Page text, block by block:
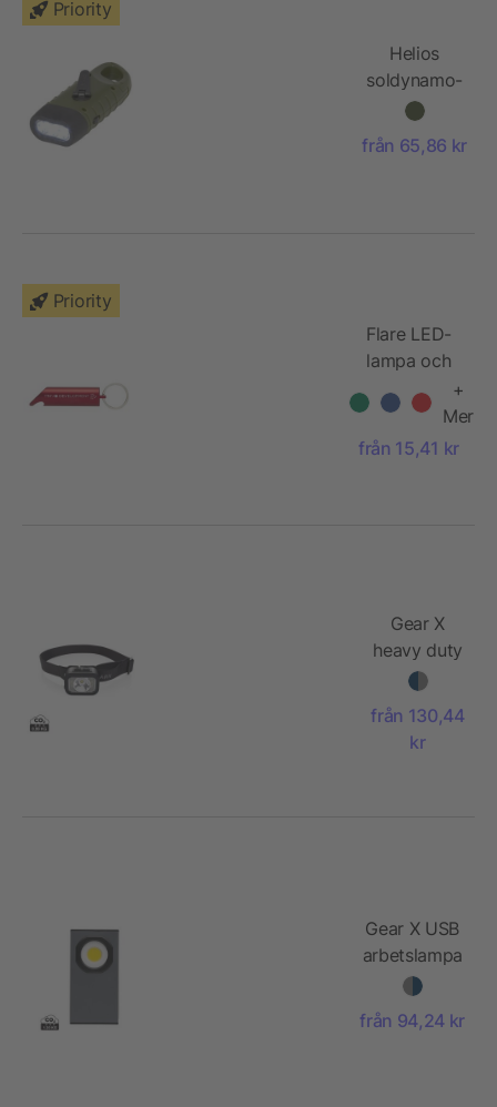
Priority
Helios
soldynamo-
ficklampa
karbinhake
från 65,86 kr
Priority
Flare LED-
lampa och
flasköppnare
med
nyckelring av
+
Mer
från 15,41 kr
Gear X
heavy duty
pannlampa
återvunnen
plast
från 130,44
kr
Gear X USB
arbetslampa
i fickstorlek,
260 lumen,
RCS plast
från 94,24 kr